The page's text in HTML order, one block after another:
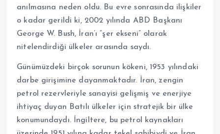
anılmasına neden oldu. Bu evre sonrasında ilişkiler
o kadar gerildi ki, 2002 yılında ABD Başkanı
George W. Bush, İran’ı “şer ekseni” olarak
nitelendirdiği ülkeler arasında saydı.
Günümüzdeki birçok sorunun kökeni, 1953 yılındaki
darbe girişimine dayanmaktadır. İran, zengin
petrol rezervleriyle sanayisi gelişmiş ve enerjiye
ihtiyaç duyan Batılı ülkeler için stratejik bir ülke
konumundaydı. İngiltere, bu petrol kaynakları